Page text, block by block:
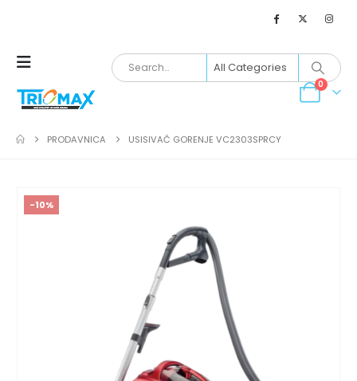
0
PRODAVNICA USISIVAČ GORENJE VC2303SPRCY
-10%